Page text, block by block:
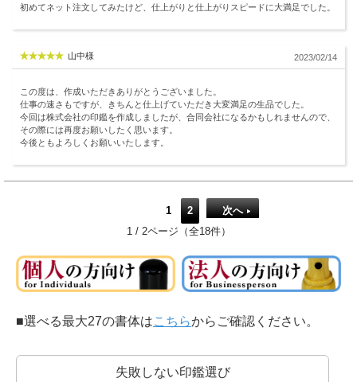
初めてネット注文してみたけど、仕上がりと仕上がりスピードに大満足でした。
山中様 2023/02/14
この度は、作成いただきありがとうございました。
仕事の速さもですが、きちんと仕上げていただき大変満足の生品でした。
今回は株式会社の印鑑を作成しましたが、合同会社になるかもしれませんので、
その際には再度お願いしたく思います。
今後ともよろしくお願いいたします。
1 2
次へ
1 / 2ページ（全18件）
■選べる最大27の書体はこちらからご確認ください。
失敗しない印鑑選び